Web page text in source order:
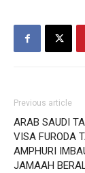
Previous article
ARAB SAUDI
VISA FURODA
AMPHURI
JAMAAH